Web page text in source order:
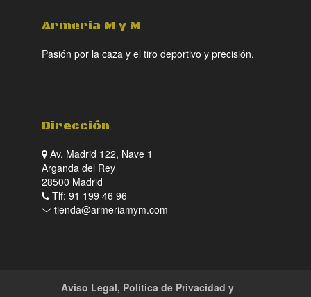
Armeria M y M
Pasión por la caza y el tiro deportivo y precisión.
Dirección
Av. Madrid 122, Nave 1
Arganda del Rey
28500 Madrid
Tlf: 91 199 46 96
tienda@armeriamym.com
Aviso Legal, Política de Privacidad y